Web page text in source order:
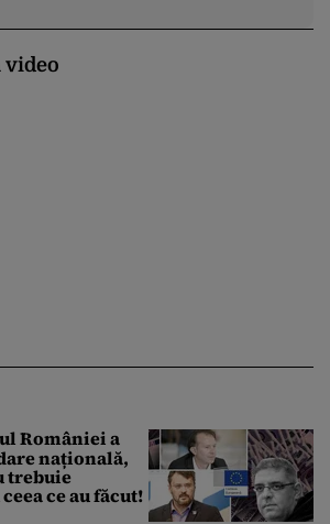
video
României a
națională,
trebuie
ce au făcut!